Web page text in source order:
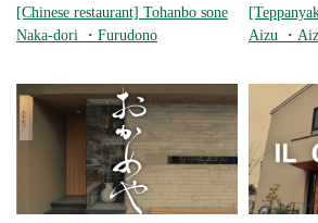
[Chinese restaurant] Tohanbo sone
Naka-dori ・ Furudono
Aizu ・